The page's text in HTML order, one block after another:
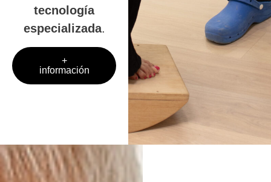
tecnología
especializada.
+
información